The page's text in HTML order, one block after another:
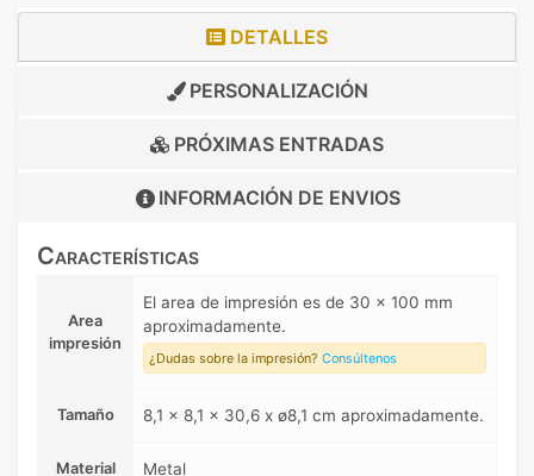
DETALLES
PERSONALIZACIÓN
PRÓXIMAS ENTRADAS
INFORMACIÓN DE ENVIOS
Características
Area
impresión
El area de impresión es de 30 x 100 mm
aproximadamente.
¿Dudas sobre la impresión? Consúltenos
Tamaño 8,1 x 8,1 x 30,6 x ø8,1 cm aproximadamente.
Material Metal